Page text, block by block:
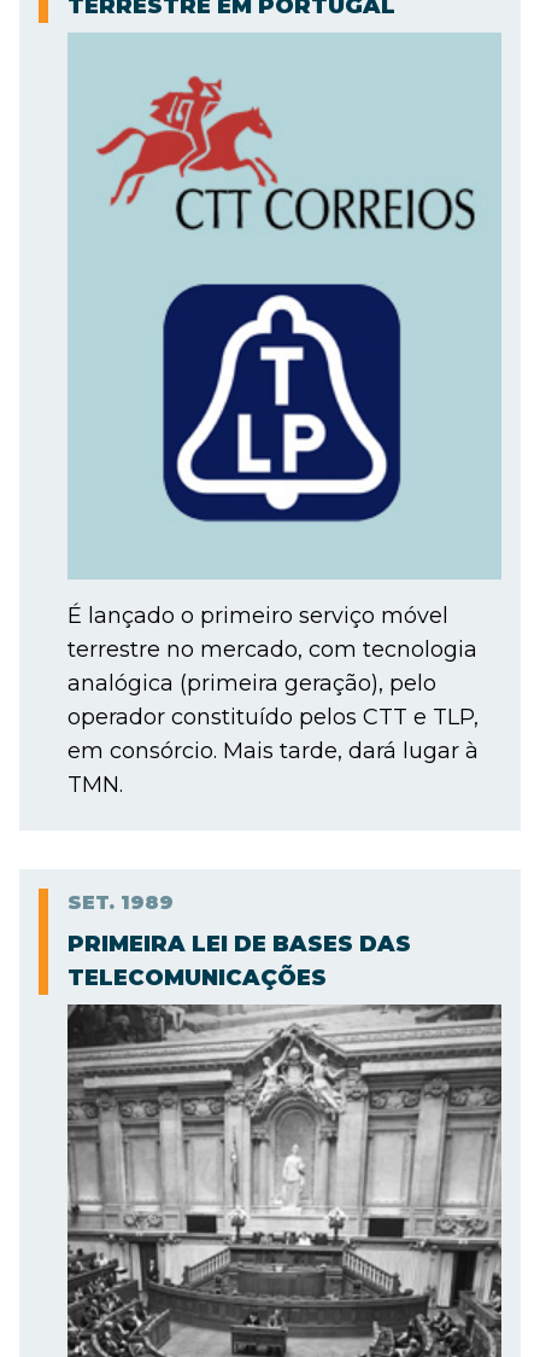
TERRESTRE EM PORTUGAL
É lançado o primeiro serviço móvel
terrestre no mercado, com tecnologia
analógica (primeira geração), pelo
operador constituído pelos CTT e TLP,
em consórcio. Mais tarde, dará lugar à
TMN.
SET. 1989
PRIMEIRA LEI DE BASES DAS
TELECOMUNICAÇÕES